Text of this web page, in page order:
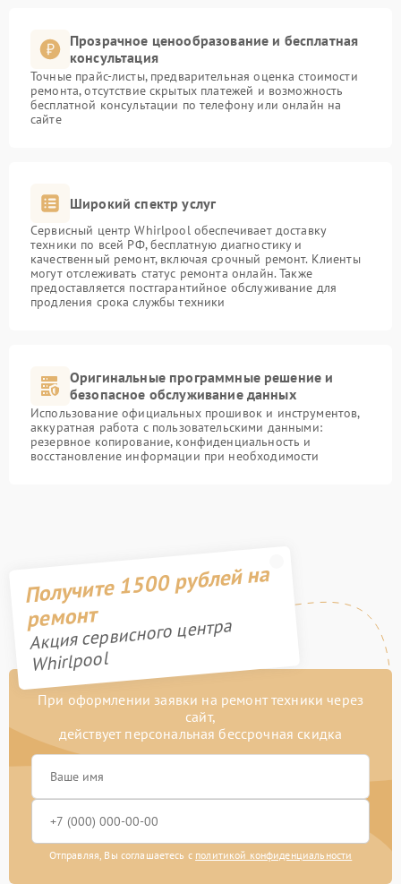
Прозрачное ценообразование и бесплатная
консультация
Точные прайс-листы, предварительная оценка стоимости
ремонта, отсутствие скрытых платежей и возможность
бесплатной консультации по телефону или онлайн на
сайте
Широкий спектр услуг
Сервисный центр Whirlpool обеспечивает доставку
техники по всей РФ, бесплатную диагностику и
качественный ремонт, включая срочный ремонт. Клиенты
могут отслеживать статус ремонта онлайн. Также
предоставляется постгарантийное обслуживание для
продления срока службы техники
Оригинальные программные решение и
безопасное обслуживание данных
Использование официальных прошивок и инструментов,
аккуратная работа с пользовательскими данными:
резервное копирование, конфиденциальность и
восстановление информации при необходимости
Получите 1500 рублей на
ремонт
Акция сервисного центра
Whirlpool
При оформлении заявки на ремонт техники через
сайт,
действует персональная бессрочная скидка
Отправляя, Вы соглашаетесь с политикой конфиденциальности